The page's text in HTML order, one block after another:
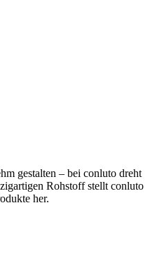
gestalten – bei conluto dreht
Rohstoff stellt conluto
her.